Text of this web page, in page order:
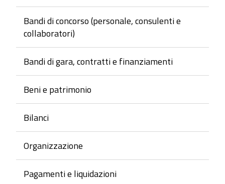
Bandi di concorso (personale, consulenti e
collaboratori)
Bandi di gara, contratti e finanziamenti
Beni e patrimonio
Bilanci
Organizzazione
Pagamenti e liquidazioni